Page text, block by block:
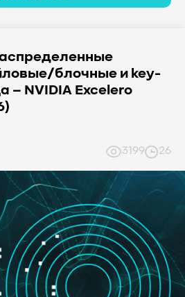
блочные и key-
– NVIDIA Excelero
3199 26